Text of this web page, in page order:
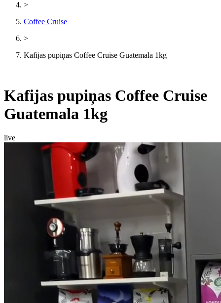
>
Coffee Cruise
>
Kafijas pupiņas Coffee Cruise Guatemala 1kg
Kafijas pupiņas Coffee Cruise
Guatemala 1kg
live